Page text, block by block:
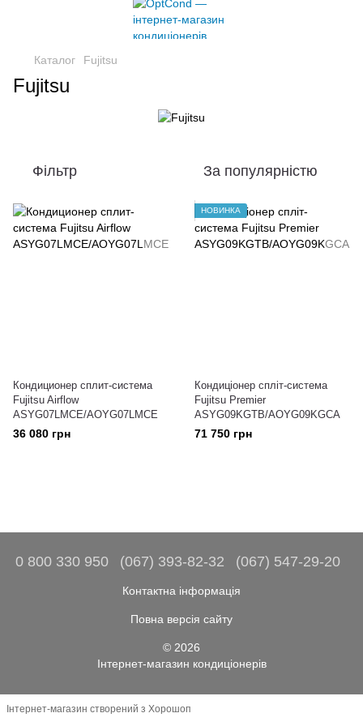
Каталог Fujitsu
Fujitsu
Фільтр За популярністю
Кондиционер сплит-система
Fujitsu Airflow
ASYG07LMCE/AOYG07LMCE
36 080 грн
НОВИНКА
Кондиціонер спліт-система
Fujitsu Premier
ASYG09KGTB/AOYG09KGCA
71 750 грн
0 800 330 950 (067) 393-82-32 (067) 547-29-20
Контактна інформація
Повна версія сайту
© 2026
Інтернет-магазин кондиціонерів
Інтернет-магазин створений з Хорошоп